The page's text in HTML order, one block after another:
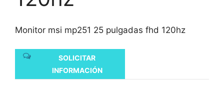
Monitor msi mp251 25 pulgadas fhd 120hz
SOLICITAR
INFORMACIÓN